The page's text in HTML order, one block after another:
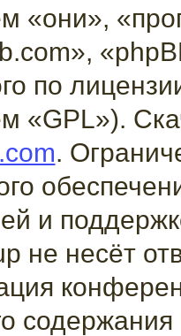
«они»,
по
«GPL»).
.
и
не несёт